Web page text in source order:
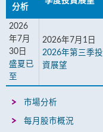
分析
2026
年7月
30日
盛夏已
至
2026年7月1日
2026年第三季投
資展望
市場分析
每月股市概況